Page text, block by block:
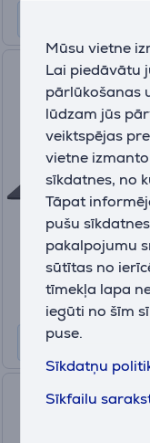
Mūsu vietne
Lai piedāvātu
pārlūkošanas
lūdzam jūs
veiktspējas
vietne
sīkdatnes, no
Tāpat
pušu
pakalpojumu
sūtītas no
tīmekļa lapa
iegūti no šīm
puse.
Sīkdatņu
Sīkfailu